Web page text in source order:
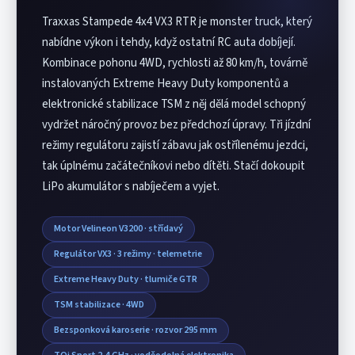
rychlost, teplotu, napětí baterie a další data v
reálném čase.
Traxxas Stampede 4x4 VX3 RTR je monster truck, který
nabídne výkon i tehdy, když ostatní RC auta dobíjejí.
Kombinace pohonu 4WD, rychlosti až 80 km/h, továrně
instalovaných Extreme Heavy Duty komponentů a
elektronické stabilizace TSM z něj dělá model schopný
vydržet náročný provoz bez předchozí úpravy. Tři jízdní
režimy regulátoru zajistí zábavu jak ostřílenému jezdci,
tak úplnému začátečníkovi nebo dítěti. Stačí dokoupit
LiPo akumulátor s nabíječem a vyjet.
Motor Velineon V3200 · střídavý
Regulátor VX3 · 3 režimy · telemetrie
Extreme Heavy Duty · tlumiče GTR
TSM stabilizace · 4WD
Bezsponková karoserie · rozvor 295 mm